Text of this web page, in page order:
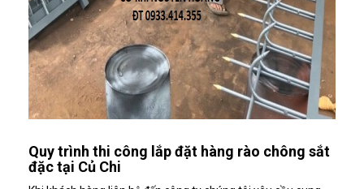
Quy trình thi công lắp đặt hàng rào chông sắt
đặc tại Củ Chi